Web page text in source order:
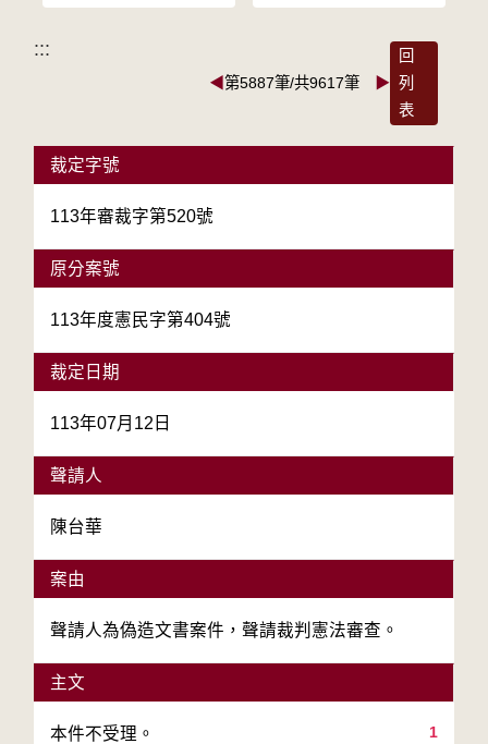
:::
◀第5887筆/共9617筆 ▶
回
列
表
裁定字號
113年審裁字第520號
原分案號
113年度憲民字第404號
裁定日期
113年07月12日
聲請人
陳台華
案由
聲請人為偽造文書案件，聲請裁判憲法審查。
主文
1
本件不受理。